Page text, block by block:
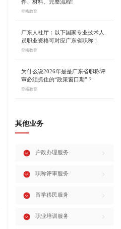
件、材料、完整流程!
空格教育
广东人社厅：以下国家专业技术人
员职业资格可对应广东省职称！
空格教育
为什么说2026年是是广东省职称评
审必须抓住的“政策窗口期”？
空格教育
其他业务
户政办理服务
职称评审服务
留学移民服务
职业培训服务